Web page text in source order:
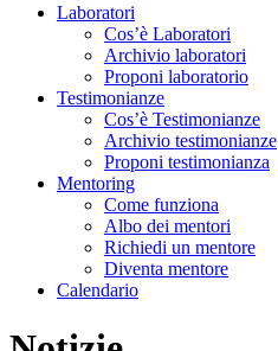
Laboratori
Cos’è Laboratori
Archivio laboratori
Proponi laboratorio
Testimonianze
Cos’è Testimonianze
Archivio testimonianze
Proponi testimonianza
Mentoring
Come funziona
Albo dei mentori
Richiedi un mentore
Diventa mentore
Calendario